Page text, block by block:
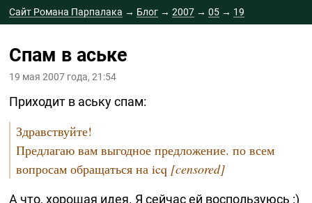
Сайт Романа Парпалака → Блог →2007 →05 → 19
Спам в аське
19 мая 2007 года, 21:54
Приходит в аську спам:
Здравствуйте!
Предлагаю вам выгодное предложение. по всем
вопросам обращаться на icq [censored]
А что, хорошая идея. Я сейчас ей воспользуюсь :)